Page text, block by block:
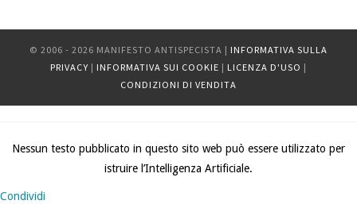
© 2006 - 2026 MANIFESTO ANTISPECISTA | INFORMATIVA SULLA
PRIVACY | INFORMATIVA SUI COOKIE | LICENZA D'USO |
CONDIZIONI DI VENDITA
Nessun testo pubblicato in questo sito web può essere utilizzato per
istruire l’Intelligenza Artificiale.
Condividi